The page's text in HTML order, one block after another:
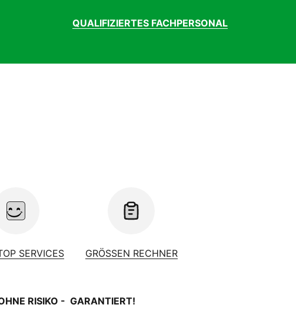
QUALIFIZIERTES FACHPERSONAL
SERVICES GRÖSSEN RECHNER
RISIKO - GARANTIERT!